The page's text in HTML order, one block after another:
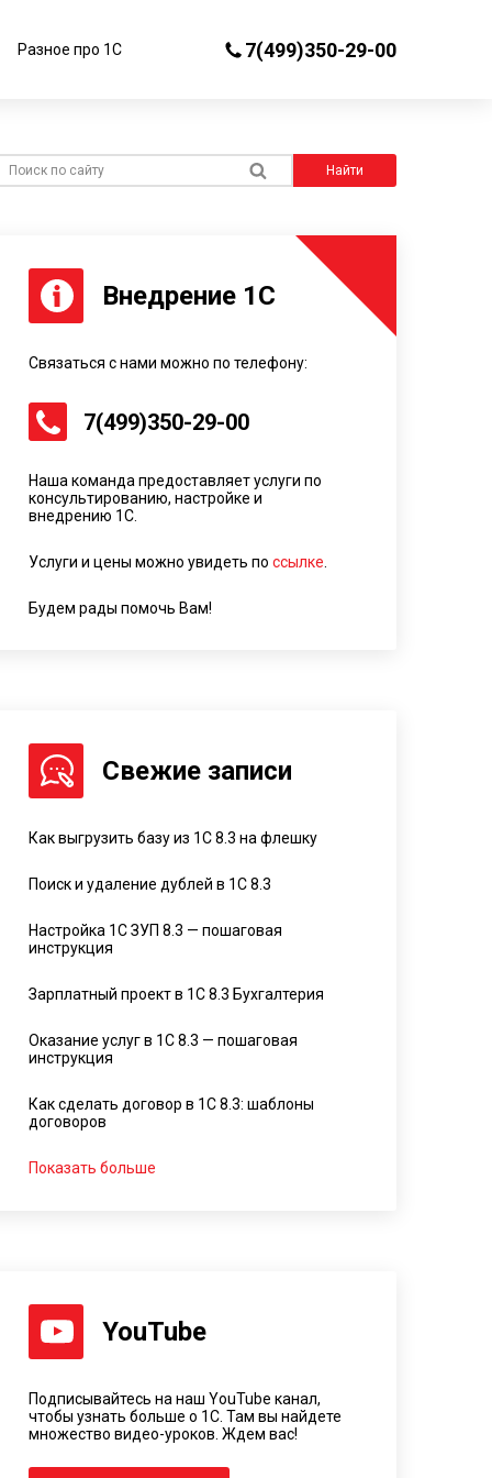
Разное про 1С 7(499)350-29-00
по сайту Найти
Внедрение 1С
Связаться с нами можно по телефону:
7(499)350-29-00
Наша команда предоставляет услуги по
консультированию, настройке и
внедрению 1С.
Услуги и цены можно увидеть по ссылке
Будем рады помочь Вам!
Свежие записи
Как выгрузить базу из 1С 8.3 на флешку
Поиск и удаление дублей в 1С 8.3
Настройка 1С ЗУП 8.3 — пошаговая
инструкция
Зарплатный проект в 1С 8.3 Бухгалтерия
Оказание услуг в 1С 8.3 — пошаговая
инструкция
Как сделать договор в 1С 8.3: шаблоны
договоров
Показать больше
YouTube
Подписывайтесь на наш YouTube канал,
чтобы узнать больше о 1С. Там вы найдете
множество видео-уроков. Ждем вас!